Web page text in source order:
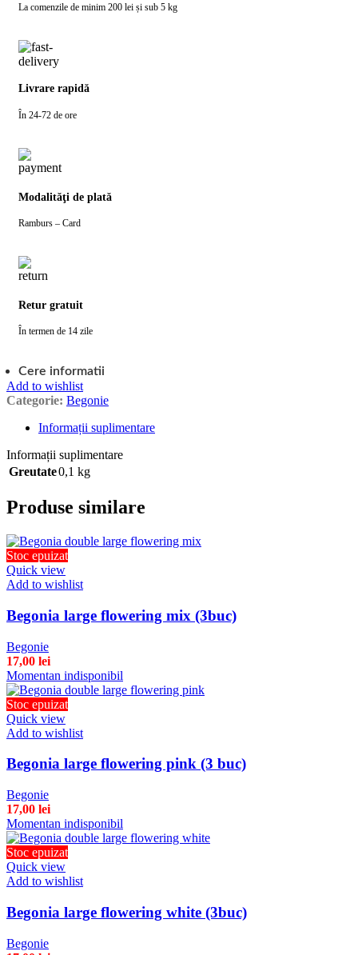
La comenzile de minim 200 lei și sub 5 kg
Livrare rapidă
În 24-72 de ore
Modalităţi de plată
Ramburs – Card
Retur gratuit
În termen de 14 zile
Cere informatii
Add to wishlist
Categorie: Begonie
Informații suplimentare
Informații suplimentare
Greutate0,1 kg
Produse similare
Stoc epuizat
Quick view
Add to wishlist
Begonia large flowering mix (3buc)
Begonie
17,00 lei
Momentan indisponibil
Stoc epuizat
Quick view
Add to wishlist
Begonia large flowering pink (3 buc)
Begonie
17,00 lei
Momentan indisponibil
Stoc epuizat
Quick view
Add to wishlist
Begonia large flowering white (3buc)
Begonie